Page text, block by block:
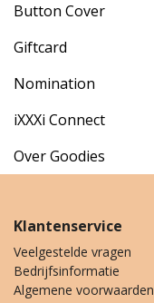
Button Cover
Giftcard
Nomination
iXXXi Connect
Over Goodies
Klantenservice
Veelgestelde vragen
Bedrijfsinformatie
Algemene voorwaarden